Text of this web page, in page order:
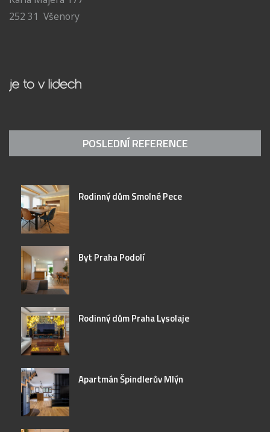
252 31 Všenory
POSLEDNÍ REFERENCE
Rodinný dům Smolné Pece
Byt Praha Podolí
Rodinný dům Praha Lysolaje
Apartmán Špindlerův Mlýn